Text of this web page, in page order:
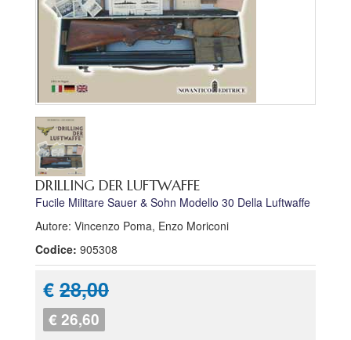
DRILLING DER LUFTWAFFE
Fucile Militare Sauer & Sohn Modello 30 Della Luftwaffe
Autore: Vincenzo Poma, Enzo Moriconi
Codice: 905308
€28,00
€ 26,60